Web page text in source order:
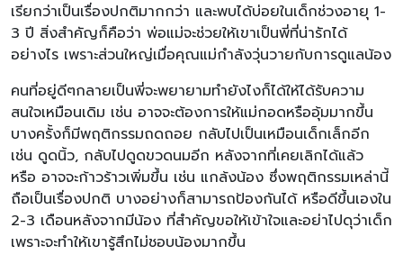
เรียกว่าเป็นเรื่องปกติมากกว่า และพบได้บ่อยในเด็กช่วงอายุ 1-
3 ปี สิ่งสำคัญก็คือว่า พ่อแม่จะช่วยให้เขาเป็นพี่ที่น่ารักได้
อย่างไร เพราะส่วนใหญ่เมื่อคุณแม่กำลังวุ่นวายกับการดูแลน้อง
คนที่อยู่ดีๆกลายเป็นพี่จะพยายามทำยังไงก็ได้ให้ได้รับความ
สนใจเหมือนเดิม เช่น อาจจะต้องการให้แม่กอดหรืออุ้มมากขึ้น
บางครั้งก็มีพฤติกรรมถดถอย กลับไปเป็นเหมือนเด็กเล็กอีก
เช่น ดูดนิ้ว, กลับไปดูดขวดนมอีก หลังจากที่เคยเลิกได้แล้ว
หรือ อาจจะก้าวร้าวเพิ่มขึ้น เช่น แกล้งน้อง ซึ่งพฤติกรรมเหล่านี้
ถือเป็นเรื่องปกติ บางอย่างก็สามารถป้องกันได้ หรือดีขึ้นเองใน
2-3 เดือนหลังจากมีน้อง ที่สำคัญขอให้เข้าใจและอย่าไปดุว่าเด็ก
เพราะจะทำให้เขารู้สึกไม่ชอบน้องมากขึ้น